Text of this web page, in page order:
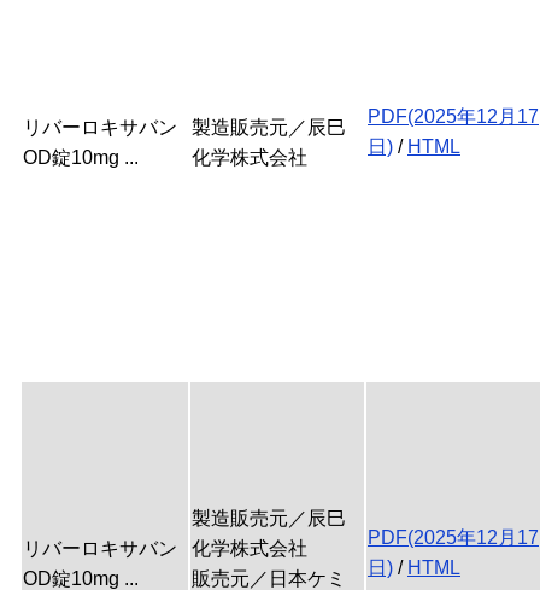
リバーロキサバン
OD錠10mg ...
製造販売元／辰巳
化学株式会社
PDF(2025年12月17
日) / HTML
リバーロキサバン
OD錠10mg ...
製造販売元／辰巳
化学株式会社
販売元／日本ケミ
PDF(2025年12月17
日) / HTML